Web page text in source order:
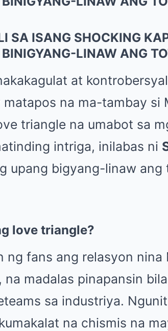
SA ISANG SHOCKING
LINAW ANG
at
na ma-tambay si
triangle na umabot sa
intriga, inilabas ni
upang bigyang-linaw ang
love triangle?
ng fans ang relasyon nina
madalas pinapansin
sa industriya.
na chismis na